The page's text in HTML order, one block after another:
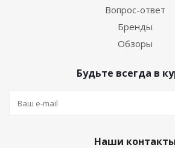
Вопрос-ответ
Бренды
Обзоры
Будьте всегда в
Наши контакты